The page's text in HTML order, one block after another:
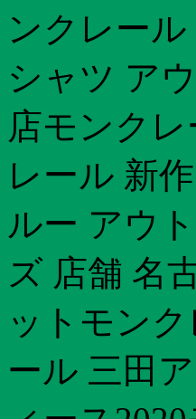
ンクレー
シャツ ア
店モンク
レール 新
ルー アウ
ズ 店舗 名
ットモン
ール 三田